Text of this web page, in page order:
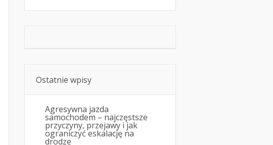
Ostatnie wpisy
Agresywna jazda
samochodem – najczęstsze
przyczyny, przejawy i jak
ograniczyć eskalację na
drodze